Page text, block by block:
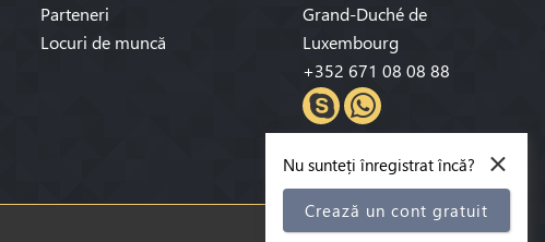
Parteneri
Locuri de muncă
Grand-Duché de
Luxembourg
+352 671 08 08 88
×
Nu sunteți înregistrat încă?
Crează un cont gratuit